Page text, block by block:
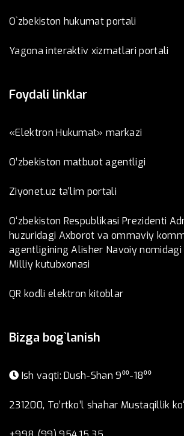
O`zbekiston hukumat portali
Yagona interaktiv xizmatlari portali
Foydali linklar
«Elektron Hukumat» markazi
O’zbеkistоn mаtbuоt аgеntligi
Ziyonet.uz ta'lim portali
O‘zbekiston Respublikasi Prezidenti
huzuridagi Axborot va ommaviy
agentligining Alisher Navoiy nomidagi
Milliy kutubxonasi
QR kodli elektron kitoblar
Bizga bog`lanish
Ish vaqti: Dush-Shan 9⁰⁰-18⁰⁰
231200, To’rtko’l shahar Mustaqillik